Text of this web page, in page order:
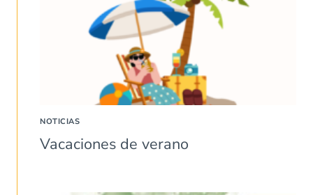
NOTICIAS
Vacaciones de verano